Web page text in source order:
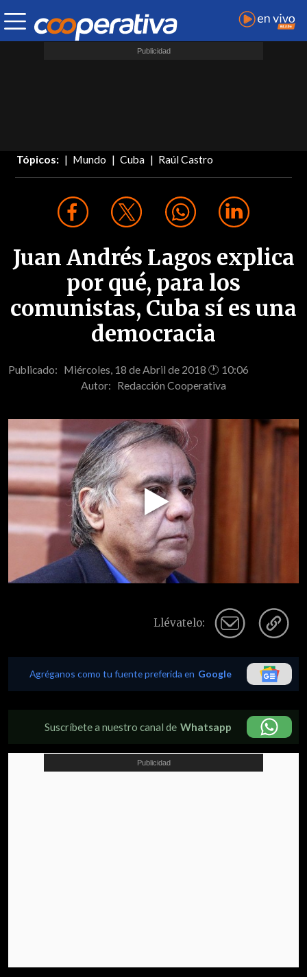
Tópicos: Mundo Cuba Raúl Castro
Juan Andrés Lagos explica
por qué, para los
comunistas, Cuba sí es una
democracia
Publicado: Miércoles, 18 de Abril de 2018 🕐 10:06
Autor: Redacción Cooperativa
Play
Video
Llévatelo:
Agréganos como tu fuente preferida en Google
Suscríbete a nuestro canal de Whatsapp